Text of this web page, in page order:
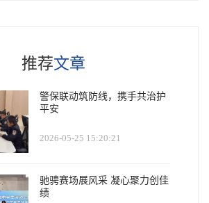
推荐文章
警保联动筑防线，携手共治护
平安
2026-05-25 15:20:21
驰骋赛场展风采 凝心聚力创佳
绩